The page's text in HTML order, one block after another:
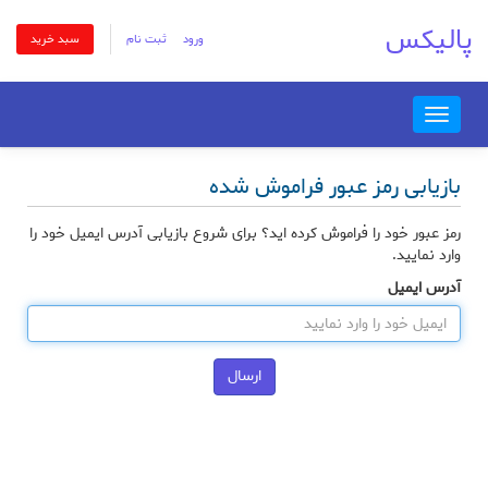
ورود ثبت نام سبد خرید پالیکس
Toggle
navigation
بازیابی رمز عبور فراموش شده
رمز عبور خود را فراموش کرده اید؟ برای شروع بازیابی آدرس ایمیل خود را
وارد نمایید.
آدرس ایمیل
ارسال